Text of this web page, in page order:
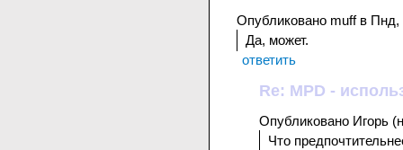
Опубликовано muff в Пнд,
Да, может.
ответить
Re: MPD -
Опубликовано Игорь
Что